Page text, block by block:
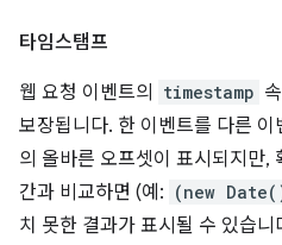
타임스탬프
웹 요청 이벤트의 timestamp
보장됩니다. 한 이벤트를 다른
의 올바른 오프셋이 표시되지만,
간과 비교하면 (예: (new
치 못한 결과가 표시될 수 있습니